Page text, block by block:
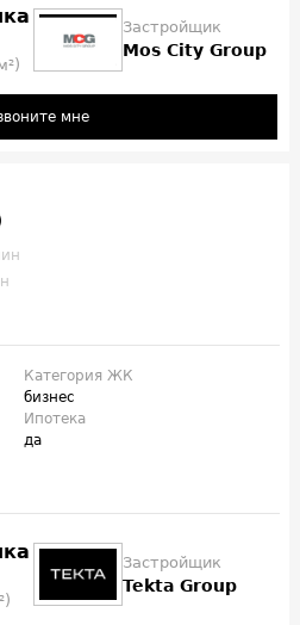
Застройщик
Mos City Group
мне
Категория ЖК
бизнес
Ипотека
да
Застройщик
Tekta Group